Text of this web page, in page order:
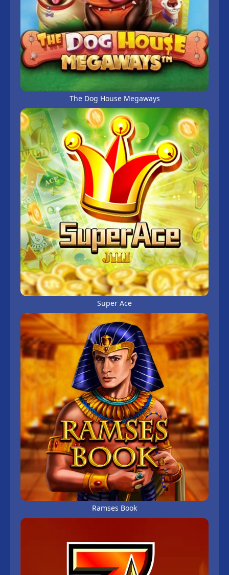
The Dog House Megaways
Super Ace
Ramses Book